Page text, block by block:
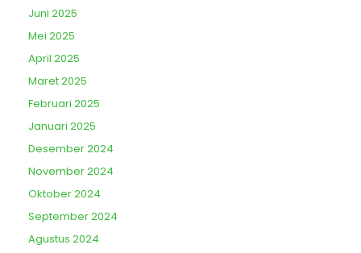
Juni 2025
Mei 2025
April 2025
Maret 2025
Februari 2025
Januari 2025
Desember 2024
November 2024
Oktober 2024
September 2024
Agustus 2024